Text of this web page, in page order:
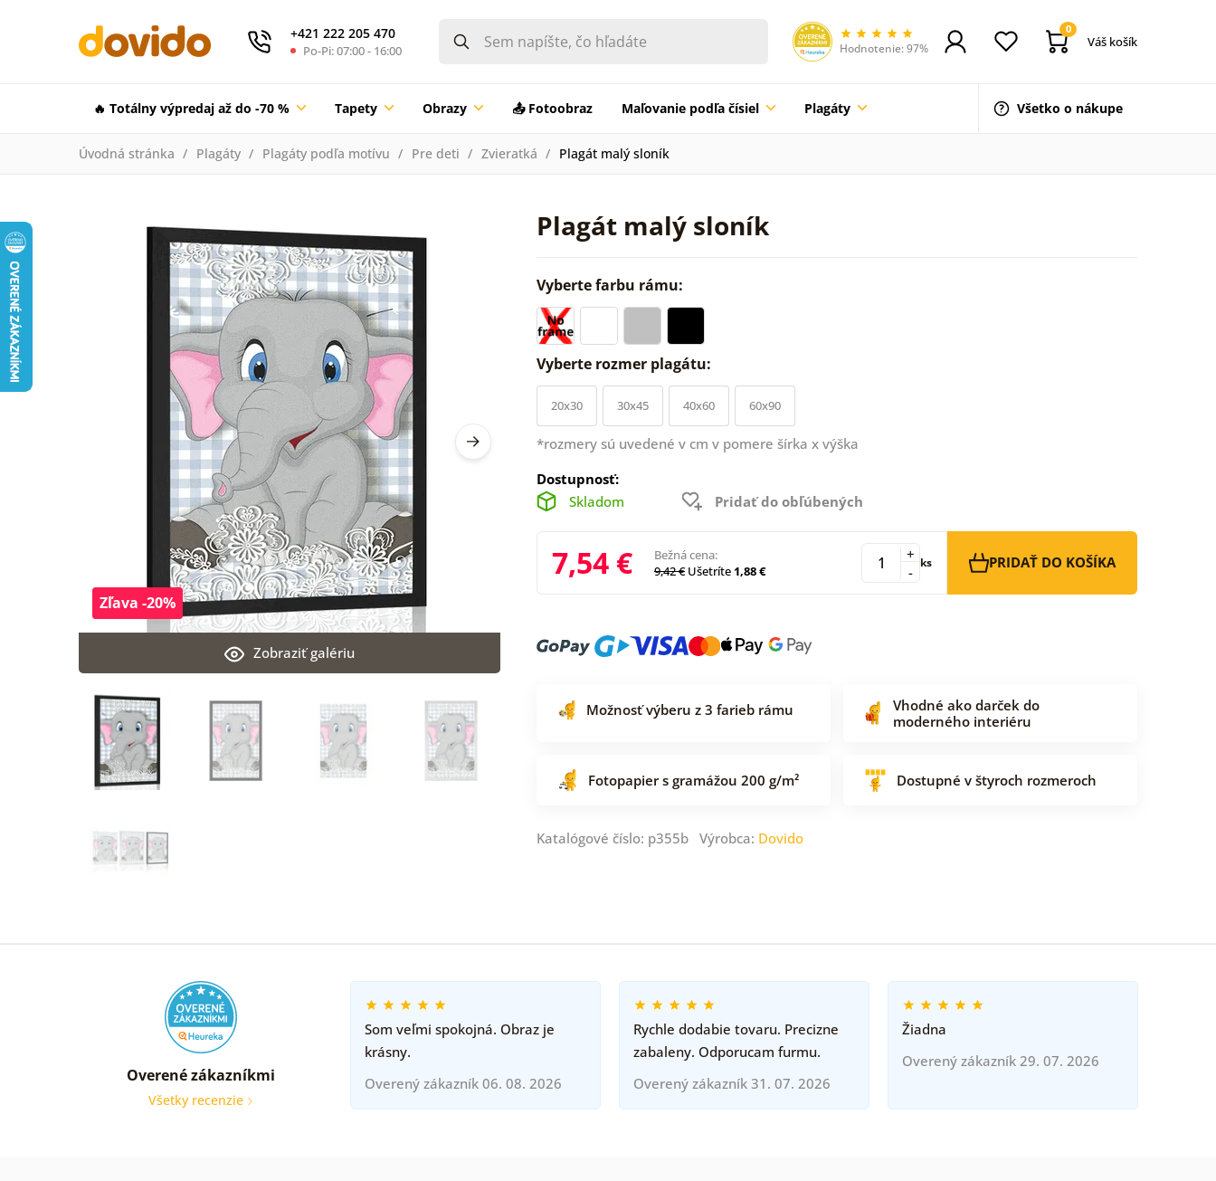
+421 222 205 470
Po-Pi: 07:00 - 16:00 Hodnotenie: 97%
0
Váš košík
🔥 Totálny výpredaj až do -70 % Tapety Obrazy 📤 Fotoobraz Maľovanie podľa čísiel Plagáty Všetko o nákupe
Úvodná stránka Plagáty Plagáty podľa motívu Pre deti Zvieratká Plagát malý sloník
Plagát malý sloník
Zobraziť galériu
Zľava -20%
Vyberte farbu rámu:
Vyberte rozmer plagátu:
20x30 30x45 40x60 60x90
*rozmery sú uvedené v cm v pomere šírka x výška
Dostupnosť:
Skladom
Pridať do obľúbených
7,54 €
Bežná cena:
9,42 € Ušetríte 1,88 € -
+ ks PRIDAŤ DO KOŠÍKA
Možnosť výberu z 3 farieb rámu
Vhodné ako darček do
moderného interiéru
Fotopapier s gramážou 200 g/m² Dostupné v štyroch rozmeroch
Katalógové číslo: p355b Výrobca: Dovido
Overené zákazníkmi
Všetky recenzie
Som veľmi spokojná. Obraz je
krásny.
Overený zákazník 06. 08. 2026
Rychle dodabie tovaru. Precizne
zabaleny. Odporucam furmu.
Overený zákazník 31. 07. 2026
Žiadna
Overený zákazník 29. 07. 2026